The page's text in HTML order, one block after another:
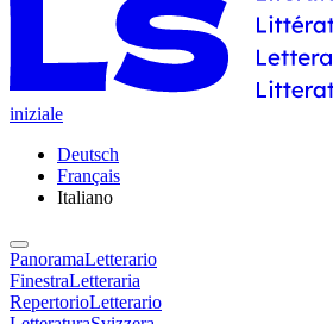
iniziale
Deutsch
Français
Italiano
PanoramaLetterario
FinestraLetteraria
RepertorioLetterario